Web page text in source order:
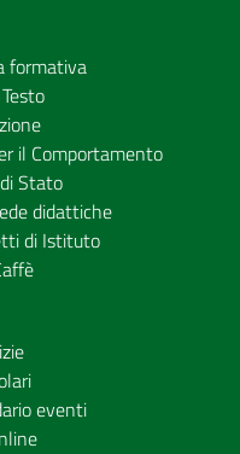
formativa
il Comportamento
Stato
didattiche
di Istituto
eventi